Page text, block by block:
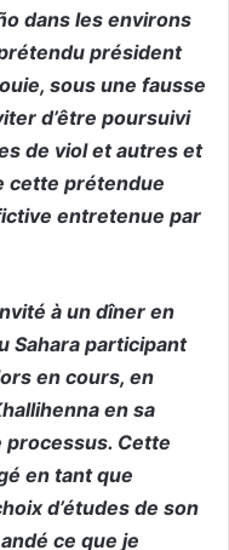
dans les environs
président
sous une fausse
d’être poursuivi
de viol et autres et
cette prétendue
entretenue par
à un dîner en
Sahara participant
en cours, en
en sa
processus. Cette
en tant que
d’études de son
ce que je